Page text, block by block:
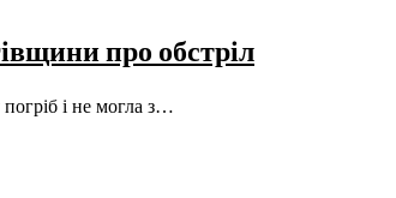
про обстріл
погріб і не могла з…